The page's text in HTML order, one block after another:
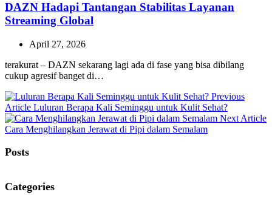
DAZN Hadapi Tantangan Stabilitas Layanan
Streaming Global
April 27, 2026
terakurat – DAZN sekarang lagi ada di fase yang bisa dibilang
cukup agresif banget di…
Previous
Article Previous
Post:
Luluran Berapa Kali Seminggu untuk Kulit Sehat?
Next Article
Next
Cara Menghilangkan Jerawat di Pipi dalam Semalam
Posts
Categories